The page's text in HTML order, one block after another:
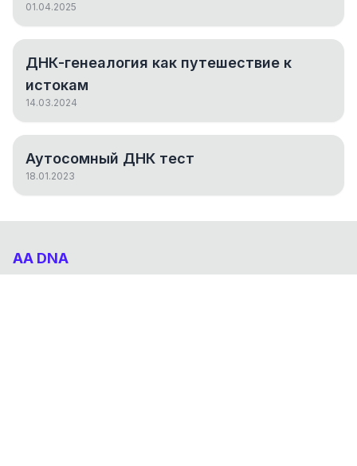
01.04.2025
ДНК-генеалогия как путешествие к
истокам
14.03.2024
Аутосомный ДНК тест
18.01.2023
AA DNA